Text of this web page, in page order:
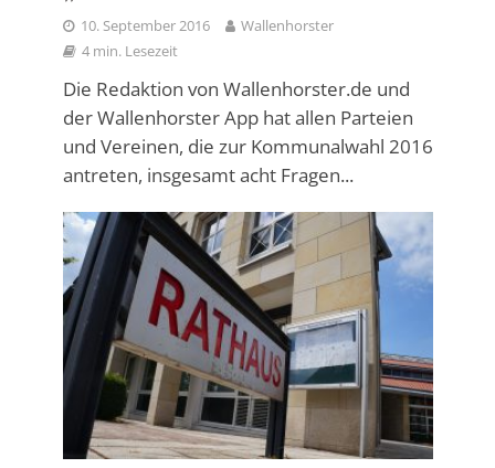
10. September 2016
Wallenhorster
4 min. Lesezeit
Die Redaktion von Wallenhorster.de und
der Wallenhorster App hat allen Parteien
und Vereinen, die zur Kommunalwahl 2016
antreten, insgesamt acht Fragen...